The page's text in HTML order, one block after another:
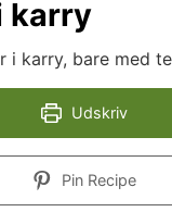
karry
i karry, bare med
Udskriv
Pin Recipe